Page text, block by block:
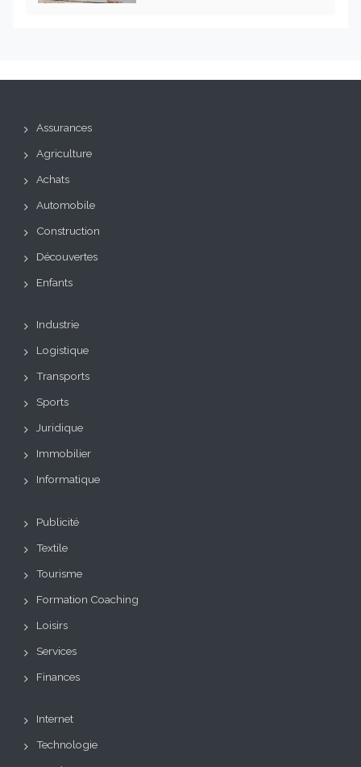
Assurances
Agriculture
Achats
Automobile
Construction
Découvertes
Enfants
Industrie
Logistique
Transports
Sports
Juridique
Immobilier
Informatique
Publicité
Textile
Tourisme
Formation Coaching
Loisirs
Services
Finances
Internet
Technologie